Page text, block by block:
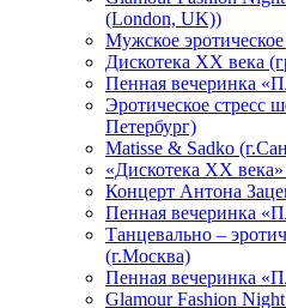
(London, UK))
Мужское
Дискотека XX века
Пенная вечеринка
Эротическое стресс
Петербург)
Matisse & Sadko
«Дискотека ХХ
Концерт Антона
Пенная вечеринка
Танцевально –
(г.Москва)
Пенная вечеринка
Glamour Fashion